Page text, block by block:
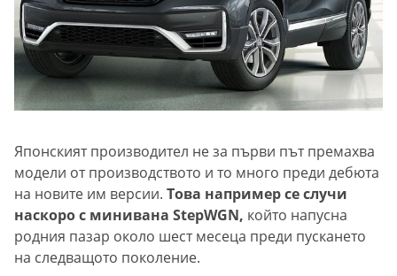
Японският производител не за първи път премахва
модели от производството и то много преди дебюта
на новите им версии. Това например се случи
наскоро с минивана StepWGN, който напусна
родния пазар около шест месеца преди пускането
на следващото поколение.